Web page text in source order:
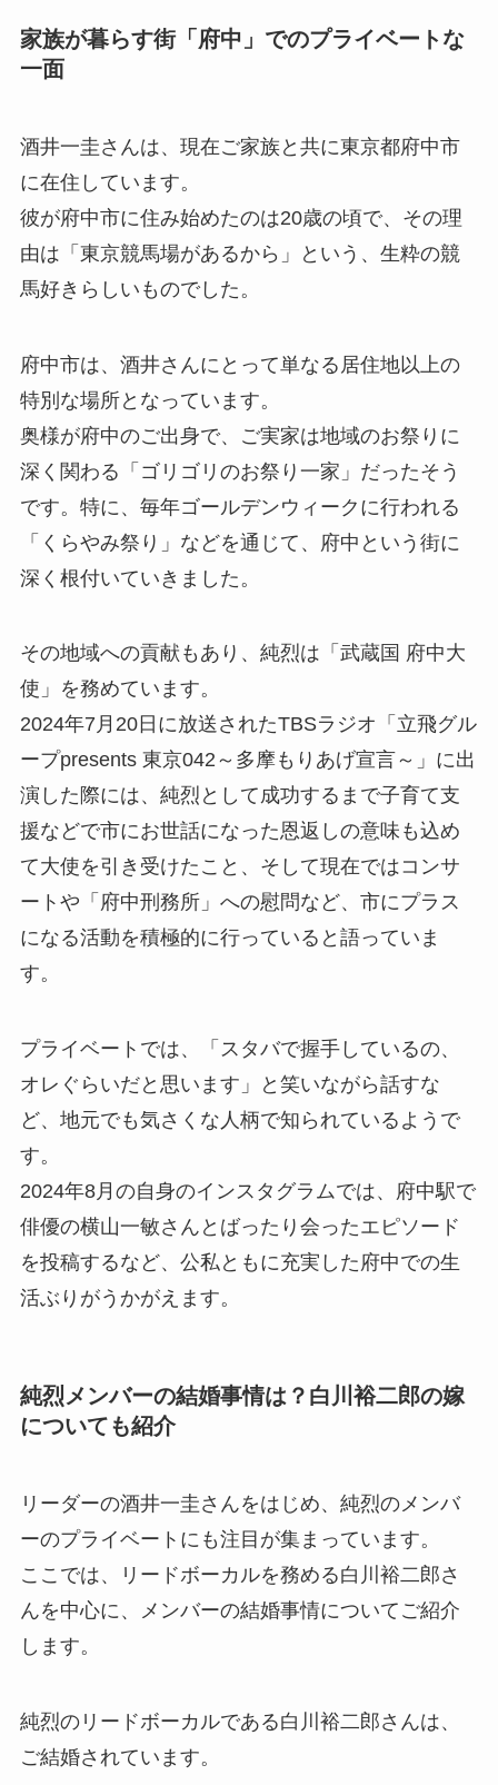
家族が暮らす街「府中」でのプライベートな
一面
酒井一圭さんは、現在ご家族と共に東京都府中市
に在住しています。
彼が府中市に住み始めたのは20歳の頃で、その理
由は「東京競馬場があるから」という、生粋の競
馬好きらしいものでした。
府中市は、酒井さんにとって単なる居住地以上の
特別な場所となっています。
奥様が府中のご出身で、ご実家は地域のお祭りに
深く関わる「ゴリゴリのお祭り一家」だったそう
です。特に、毎年ゴールデンウィークに行われる
「くらやみ祭り」などを通じて、府中という街に
深く根付いていきました。
その地域への貢献もあり、純烈は「武蔵国 府中大
使」を務めています。
2024年7月20日に放送されたTBSラジオ「立飛グル
ープpresents 東京042～多摩もりあげ宣言～」に出
演した際には、純烈として成功するまで子育て支
援などで市にお世話になった恩返しの意味も込め
て大使を引き受けたこと、そして現在ではコンサ
ートや「府中刑務所」への慰問など、市にプラス
になる活動を積極的に行っていると語っていま
す。
プライベートでは、「スタバで握手しているの、
オレぐらいだと思います」と笑いながら話すな
ど、地元でも気さくな人柄で知られているようで
す。
2024年8月の自身のインスタグラムでは、府中駅で
俳優の横山一敏さんとばったり会ったエピソード
を投稿するなど、公私ともに充実した府中での生
活ぶりがうかがえます。
純烈メンバーの結婚事情は？白川裕二郎の嫁
についても紹介
リーダーの酒井一圭さんをはじめ、純烈のメンバ
ーのプライベートにも注目が集まっています。
ここでは、リードボーカルを務める白川裕二郎さ
んを中心に、メンバーの結婚事情についてご紹介
します。
純烈のリードボーカルである白川裕二郎さんは、
ご結婚されています。